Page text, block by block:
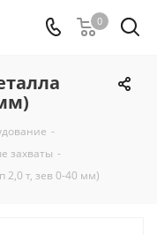
0
-
захваты -
2,0 т, зев 0-40 мм)